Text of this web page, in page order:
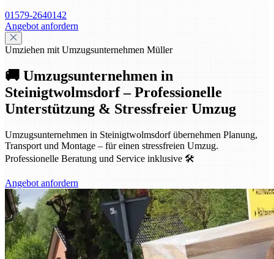
01579-2640142
Angebot anfordern
Umziehen mit Umzugsunternehmen Müller
🚚 Umzugsunternehmen in
Steinigtwolmsdorf – Professionelle
Unterstützung & Stressfreier Umzug
Umzugsunternehmen in Steinigtwolmsdorf übernehmen Planung,
Transport und Montage – für einen stressfreien Umzug.
Professionelle Beratung und Service inklusive 🛠️
Angebot anfordern